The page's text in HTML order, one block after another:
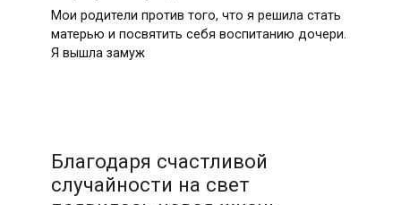
Мои родители против того, что я решила стать
матерью и посвятить себя воспитанию дочери.
Я вышла замуж
Благодаря счастливой
случайности на свет